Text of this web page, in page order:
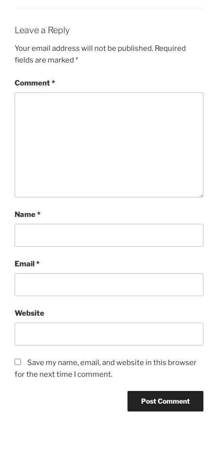
Leave a Reply
Your email address will not be published. Required
fields are marked *
Comment*
Name*
Email*
Website
Save my name, email, and website in this browser
for the next time I comment.